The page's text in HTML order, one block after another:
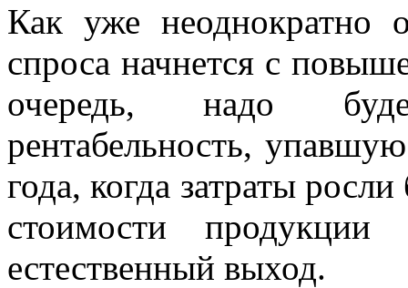
Как уже неоднократно
спроса начнется с
очередь, надо
рентабельность,
года, когда затраты
стоимости
естественный выход.